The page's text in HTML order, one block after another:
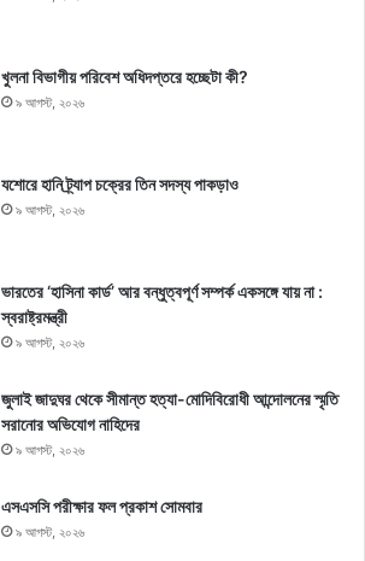
খুলনা বিভাগীয় পরিবেশ অধিদপ্তরে হচ্ছেটা কী?
৯ আগস্ট, ২০২৬
যশোরে হানি ট্র্যাপ চক্রের তিন সদস্য পাকড়াও
৯ আগস্ট, ২০২৬
ভারতের ‘হাসিনা কার্ড’ আর বন্ধুত্বপূর্ণ সম্পর্ক একসঙ্গে যায় না :
স্বরাষ্ট্রমন্ত্রী
৯ আগস্ট, ২০২৬
জুলাই জাদুঘর থেকে সীমান্ত হত্যা-মোদিবিরোধী আন্দোলনের স্মৃতি
সরানোর অভিযোগ নাহিদের
৯ আগস্ট, ২০২৬
এসএসসি পরীক্ষার ফল প্রকাশ সোমবার
৯ আগস্ট, ২০২৬